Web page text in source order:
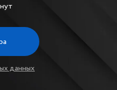
данных